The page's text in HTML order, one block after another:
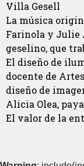
Villa Gesell
La música
Farinola y Julie
geselino, que
El diseño de
docente de
diseño de
Alicia Olea,
El valor de la